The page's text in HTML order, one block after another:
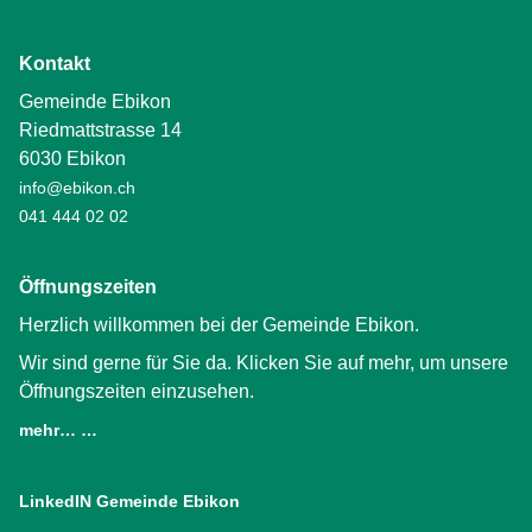
Kontakt
Gemeinde Ebikon
Riedmattstrasse 14
6030 Ebikon
info@ebikon.ch
041 444 02 02
Öffnungszeiten
Herzlich willkommen bei der Gemeinde Ebikon.
Wir sind gerne für Sie da. Klicken Sie auf mehr, um unsere
Öffnungszeiten einzusehen.
mehr… …
LinkedIN Gemeinde Ebikon